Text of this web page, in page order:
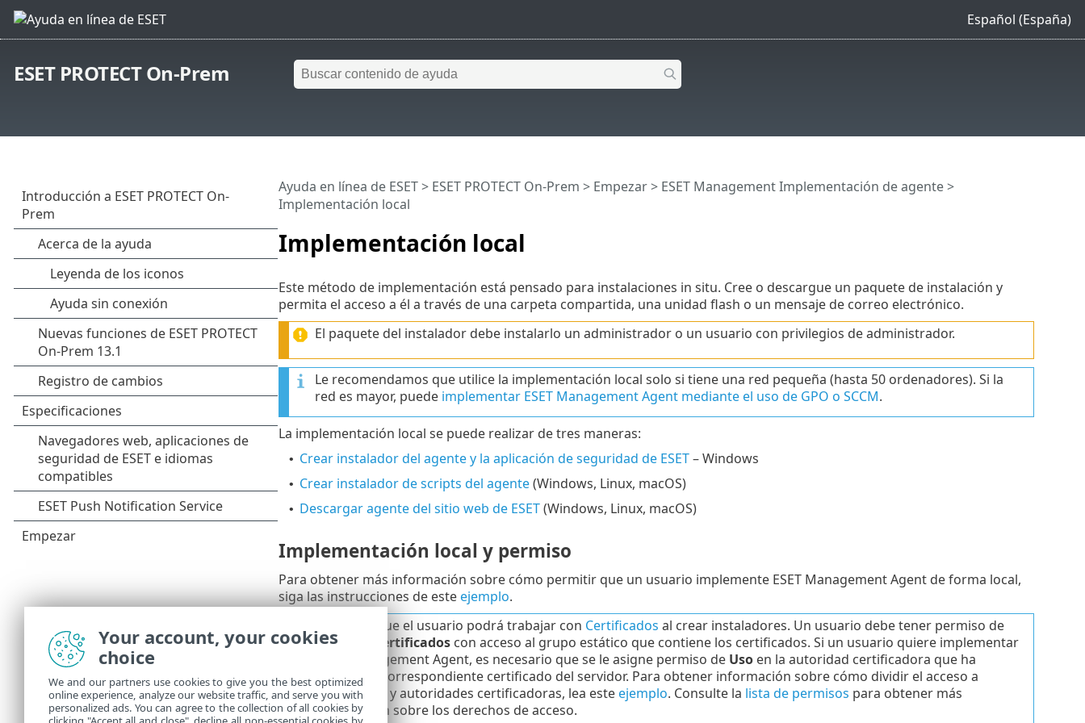
Español (España)
ESET PROTECT On-Prem
Implementación local
Ayuda en línea de ESET> ESET PROTECT On-Prem > Empezar> ESET Management Implementación de agente>
Implementación local
Este método de implementación está pensado para instalaciones in situ. Cree o descargue un paquete de instalación y
permita el acceso a él a través de una carpeta compartida, una unidad flash o un mensaje de correo electrónico.
El paquete del instalador debe instalarlo un administrador o un usuario con privilegios de administrador.
Le recomendamos que utilice la implementación local solo si tiene una red pequeña (hasta 50 ordenadores). Si la
red es mayor, puede implementar ESET Management Agent mediante el uso de GPO o SCCM.
La implementación local se puede realizar de tres maneras:
• Crear instalador del agente y la aplicación de seguridad de ESET– Windows
• Crear instalador de scripts del agente(Windows, Linux, macOS)
• Descargar agente del sitio web de ESET(Windows, Linux, macOS)
Implementación local y permiso
Para obtener más información sobre cómo permitir que un usuario implemente ESET Management Agent de forma local,
siga las instrucciones de esteejemplo.
Recuerde que el usuario podrá trabajar con Certificados al crear instaladores. Un usuario debe tener permiso de
Uso
Certificadoscon acceso al grupo estático que contiene los certificados. Si un usuario quiere implementar
ESET Management Agent, es necesario que se le asigne permiso de Usoen la autoridad certificadora que ha
firmado el correspondiente certificado del servidor. Para obtener información sobre cómo dividir el acceso a
certificados y autoridades certificadoras, lea esteejemplo. Consulte la lista de permisos para obtener más
información sobre los derechos de acceso.
Your account, your cookies
choice
We and our partners use cookies to give you the best optimized
online experience, analyze our website traffic, and serve you with
personalized ads. You can agree to the collection of all cookies by